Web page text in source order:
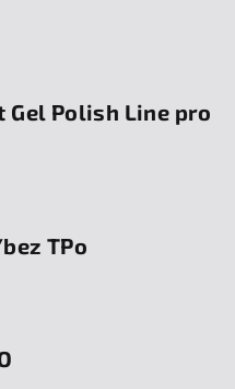
Gel Polish Line pro
TPo